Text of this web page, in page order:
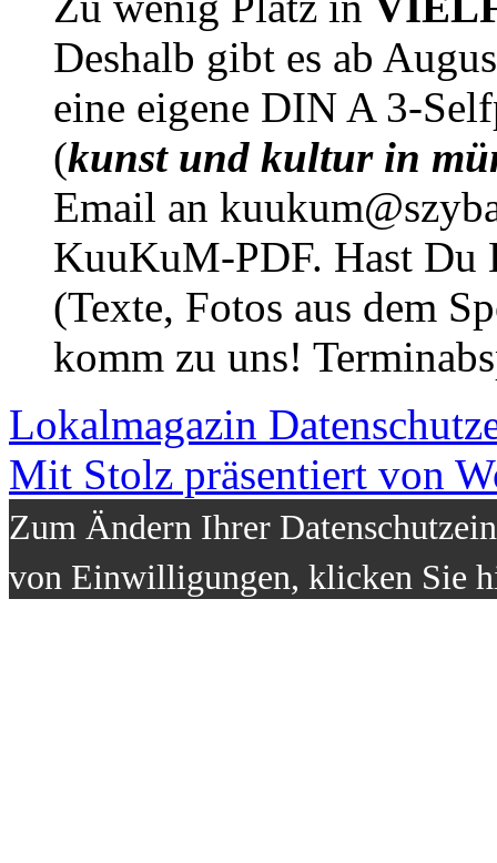
Deshalb gibt es ab
eine eigene DIN A 3-
(kunst und kultur in
Email an
KuuKuM-PDF. Hast Du
(Texte, Fotos aus dem
komm zu uns!
Lokalmagazin
Mit Stolz präsentiert von
Zum Ändern Ihrer
von Einwilligungen, klicken Sie